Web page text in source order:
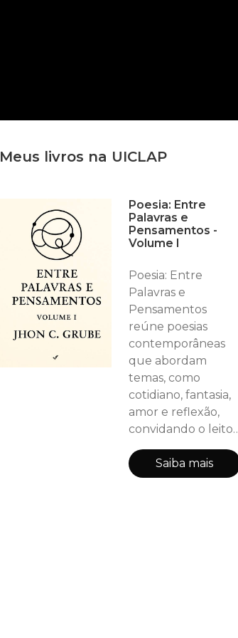
Meus livros na UICLAP
Poesia: Entre
Palavras e
Pensamentos -
Volume I
Poesia: Entre
Palavras e
Pensamentos
reúne poesias
contemporâneas
que abordam
temas, como
cotidiano, fantasia,
amor e reflexão,
convidando o leitor
a sentir e refletir a
cada verso.
Saiba mais